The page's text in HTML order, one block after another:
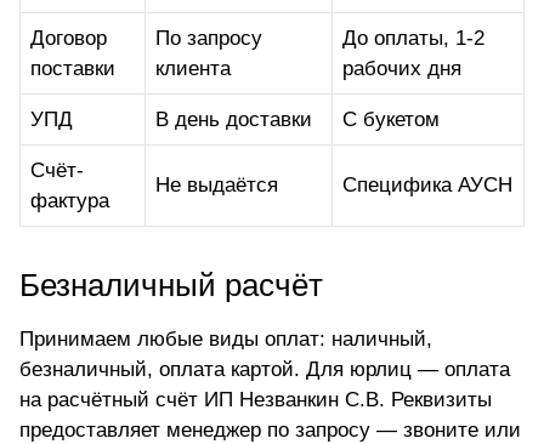
Договор
поставки
По запросу
клиента
До оплаты, 1-2
рабочих дня
УПД В день доставки С букетом
Счёт-
фактура
Не выдаётся Специфика АУСН
Безналичный расчёт
Принимаем любые виды оплат: наличный,
безналичный, оплата картой. Для юрлиц — оплата
на расчётный счёт ИП Незванкин С.В. Реквизиты
предоставляет менеджер по запросу — звоните или